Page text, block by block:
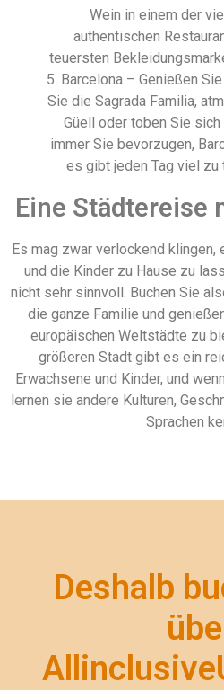
Wein in einem der
authentischen
teuersten
5. Barcelona – Genießen
Sie die Sagrada Familia,
Güell oder toben Sie sich
immer Sie bevorzugen,
es gibt jeden Tag viel zu
Eine Städtereise
Es mag zwar verlockend klingen,
und die Kinder zu Hause zu
nicht sehr sinnvoll. Buchen Sie
die ganze Familie und
europäischen Weltstädte zu
größeren Stadt gibt es ein
Erwachsene und Kinder, und
lernen sie andere Kulturen,
Sprachen
Deshalb